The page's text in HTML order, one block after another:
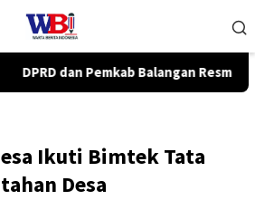
Raperda Perubahan APBD 2026
Ikuti Bimtek Tata
Desa